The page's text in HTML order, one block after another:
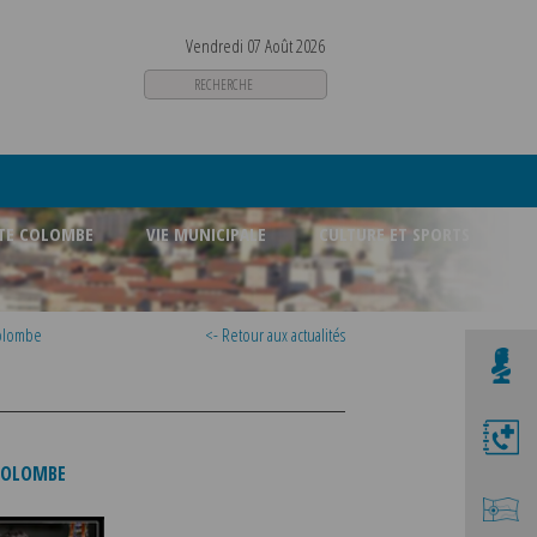
Vendredi 07 Août 2026
COLOMBE VIE MUNICIPALE CULTURE ET SPORTS
<- Retour aux actualités